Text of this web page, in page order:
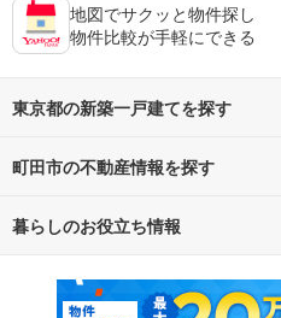
地図でサクッと物件探し
物件比較が手軽にできる
東京都の新築一戸建てを探す
路線・駅から探す
通勤・通学時間から探す
町田市の不動産情報を探す
不動産・住宅
新築マンション
暮らしのお役立ち情報
マンションカタログ